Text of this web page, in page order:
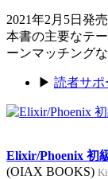
2021年2月5日発
本書の主要なテ
ーンマッチングな
▶ 読者サポ
Elixir/Phoenix 初
(OIAX BOOKS)